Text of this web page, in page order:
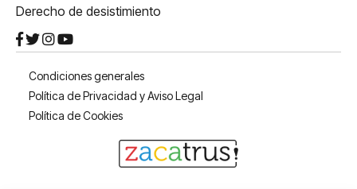
Derecho de desistimiento
Condiciones generales
Política de Privacidad y Aviso Legal
Política de Cookies